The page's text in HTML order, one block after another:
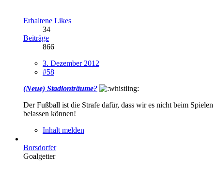
Erhaltene Likes
34
Beiträge
866
3. Dezember 2012
#58
(Neue) Stadionträume?
Der Fußball ist die Strafe dafür, dass wir es nicht beim Spielen
belassen können!
Inhalt melden
Borsdorfer
Goalgetter